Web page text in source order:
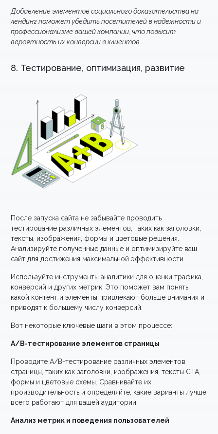
Добавление элементов социального доказательства на
лендинг поможет убедить посетителей в надежности и
профессионализме вашей компании, что повысит
вероятность их конверсии в клиентов.
8. Тестирование, оптимизация, развитие
После запуска сайта не забывайте проводить
тестирование различных элементов, таких как заголовки,
тексты, изображения, формы и цветовые решения.
Анализируйте полученные данные и оптимизируйте ваш
сайт для достижения максимальной эффективности.
Используйте инструменты аналитики для оценки трафика,
конверсий и других метрик. Это поможет вам понять,
какой контент и элементы привлекают больше внимания и
приводят к большему числу конверсий.
Вот некоторые ключевые шаги в этом процессе:
A/B-тестирование элементов страницы
Проводите A/B-тестирование различных элементов
страницы, таких как заголовки, изображения, тексты CTA,
формы и цветовые схемы. Сравнивайте их
производительность и определяйте, какие варианты лучше
всего работают для вашей аудитории.
Анализ метрик и поведения пользователей